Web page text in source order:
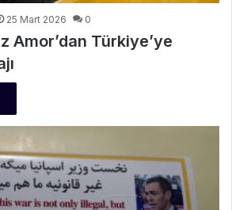
25 Mart 2026 0
Amor’dan Türkiye’ye